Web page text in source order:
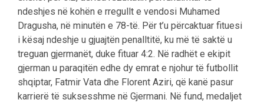
ndeshjes në kohën e rregullt e vendosi Muhamed
Dragusha, në minutën e 78-të. Për t’u përcaktuar fituesi
i kësaj ndeshje u gjuajtën penalltitë, ku më të saktë u
treguan gjermanët, duke fituar 4:2. Në radhët e ekipit
gjerman u paraqitën edhe dy emrat e njohur të futbollit
shqiptar, Fatmir Vata dhe Florent Aziri, që kanë pasur
karrierë të suksesshme në Gjermani. Në fund, medaljet